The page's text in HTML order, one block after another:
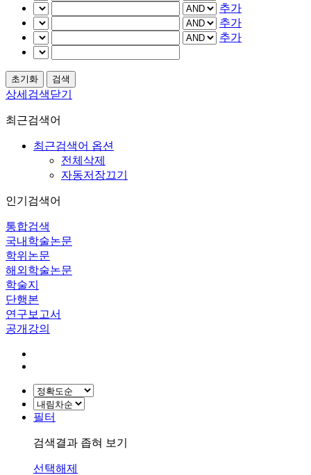
추가
추가
추가
상세검색닫기
최근검색어
최근검색어 옵션
전체삭제
자동저장끄기
인기검색어
통합검색
국내학술논문
학위논문
해외학술논문
학술지
단행본
연구보고서
공개강의
필터
검색결과 좁혀 보기
선택해제